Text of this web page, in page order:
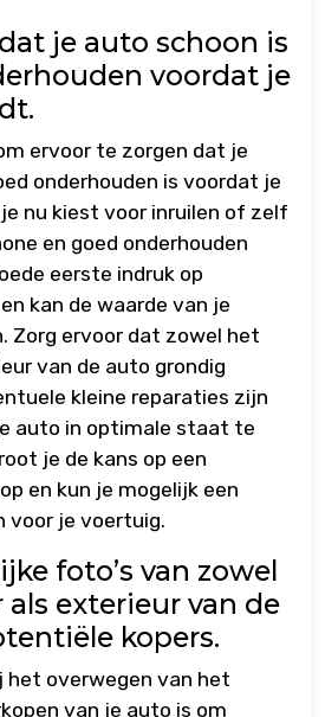
je auto schoon is
voordat je
ervoor te zorgen dat je
onderhouden is voordat je
nu kiest voor inruilen of zelf
en goed onderhouden
eerste indruk op
kan de waarde van je
Zorg ervoor dat zowel het
van de auto grondig
kleine reparaties zijn
auto in optimale staat te
je de kans op een
en kun je mogelijk een
voor je voertuig.
foto’s van zowel
exterieur van de
kopers.
het overwegen van het
van je auto is om